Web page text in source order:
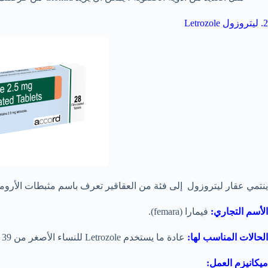
2. ليتروزول Letrozole
ينتمي عقار ليتروزول إلى فئة من العقاقير تعرف باسم مثبطات
الأسم التجاري: فيمارا (femara).
الحالات المناسب لها: عادة ما يستخدم Letrozole للنساء الأصغر من 39 عامًا المصابات بمتلازمة تكيس المبايض.
ميكانيزم العمل: